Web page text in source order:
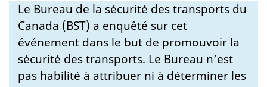
Le Bureau de la sécurité des transports du
Canada (BST) a enquêté sur cet
événement dans le but de promouvoir la
sécurité des transports. Le Bureau n’est
pas habilité à attribuer ni à déterminer les